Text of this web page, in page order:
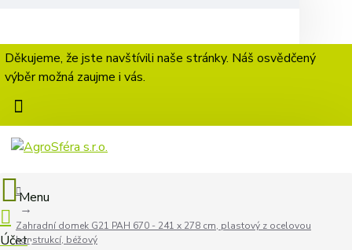
Děkujeme, že jste navštívili naše stránky. Náš osvědčený
výběr možná zaujme i vás.
Zahradní domek G21 PAH 670 - 241 x 278 cm, plastový z ocelovou
konstrukcí, béžový